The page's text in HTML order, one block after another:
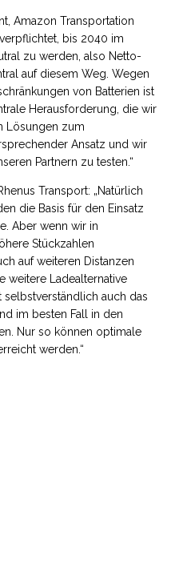
Amazon Transportation
bis 2040 im
zu werden, also Netto-
auf diesem Weg. Wegen
von Batterien ist
Herausforderung, die wir
Lösungen zum
Ansatz und wir
Partnern zu testen.“
Transport: „Natürlich
die Basis für den Einsatz
Aber wenn wir in
Stückzahlen
auf weiteren Distanzen
weitere Ladealternative
auch das
im besten Fall in den
Nur so können optimale
werden.“